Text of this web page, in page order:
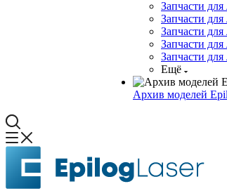
Запчасти для
Запчасти
Запчасти
Запчасти
Запчасти для
Ещё
Архив моделей